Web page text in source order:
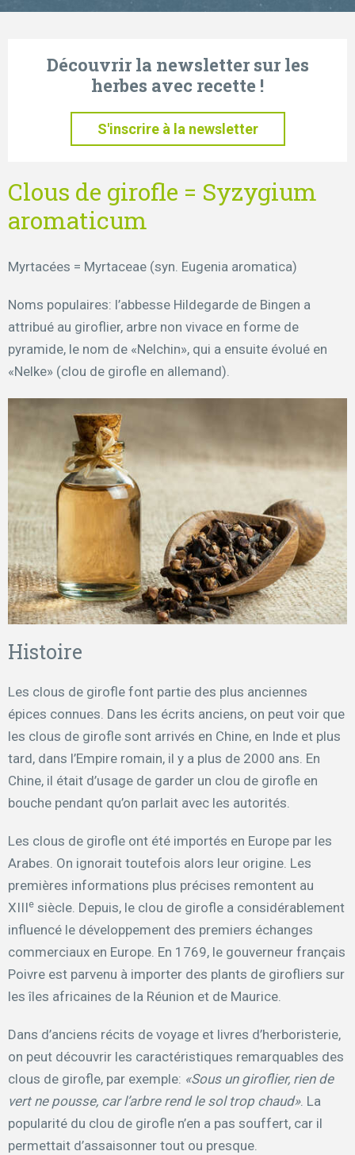
Découvrir la newsletter sur les
herbes avec recette !
S'inscrire à la newsletter
Clous de girofle = Syzygium
aromaticum
Myrtacées = Myrtaceae (syn. Eugenia aromatica)
Noms populaires: l’abbesse Hildegarde de Bingen a
attribué au giroflier, arbre non vivace en forme de
pyramide, le nom de «Nelchin», qui a ensuite évolué en
«Nelke» (clou de girofle en allemand).
Histoire
Les clous de girofle font partie des plus anciennes
épices connues. Dans les écrits anciens, on peut voir que
les clous de girofle sont arrivés en Chine, en Inde et plus
tard, dans l’Empire romain, il y a plus de 2000 ans. En
Chine, il était d’usage de garder un clou de girofle en
bouche pendant qu’on parlait avec les autorités.
Les clous de girofle ont été importés en Europe par les
Arabes. On ignorait toutefois alors leur origine. Les
premières informations plus précises remontent au
XIIIe siècle. Depuis, le clou de girofle a considérablement
influencé le développement des premiers échanges
commerciaux en Europe. En 1769, le gouverneur français
Poivre est parvenu à importer des plants de girofliers sur
les îles africaines de la Réunion et de Maurice.
Dans d’anciens récits de voyage et livres d’herboristerie,
on peut découvrir les caractéristiques remarquables des
clous de girofle, par exemple: «Sous un giroflier, rien de
vert ne pousse, car l’arbre rend le sol trop chaud». La
popularité du clou de girofle n’en a pas souffert, car il
permettait d’assaisonner tout ou presque.